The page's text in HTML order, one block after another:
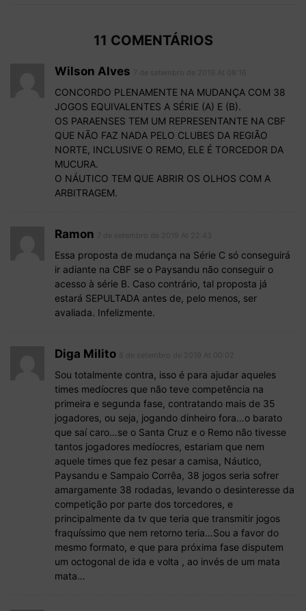
11 COMENTÁRIOS
Wilson Alves
CONCORDO PLENAMENTE NA MUDANÇA COM 38
JOGOS EQUIVALENTES A SÉRIE (A) E (B).
OS PARAENSES TEM UM REPRESENTANTE NA CBF
QUE NÃO FAZ NADA PELO CLUBES DA REGIÃO
NORTE, INCLUSIVE O REMO, ELE É TORCEDOR DA
MUCURA.
O NÁUTICO TEM QUE ABRIR OS OLHOS COM A
ARBITRAGEM.
Ramon
Essa proposta de mudança na Série C só conseguirá
ir adiante na CBF se o Paysandu não conseguir o
acesso à série B. Caso contrário, tal proposta já
estará SEPULTADA antes de, pelo menos, ser
avaliada. Infelizmente.
Diga Milito
Sou totalmente contra, isso é para ajudar aqueles
times medíocres que não teve competência na
primeira e segunda fase, contratando mais de 35
jogadores, ou seja, jogando dinheiro fora…o barato
que saí caro…se o Santa Cruz e o Remo não tivesse
tantos jogadores medíocres, estariam que nem
aquele times que fez pesar a camisa, Náutico,
Paysandu e Sampaio Corrêa, 38 jogos seria sofrer
amargamente 38 rodadas, levando o desinteresse da
competição por parte dos torcedores, e
principalmente da tv que teria que transmitir jogos
fraquíssimo que nem retorno teria…Sou a favor do
mesmo formato, e que para próxima fase disputem
um octogonal de ida e volta , ao invés de um mata
mata…